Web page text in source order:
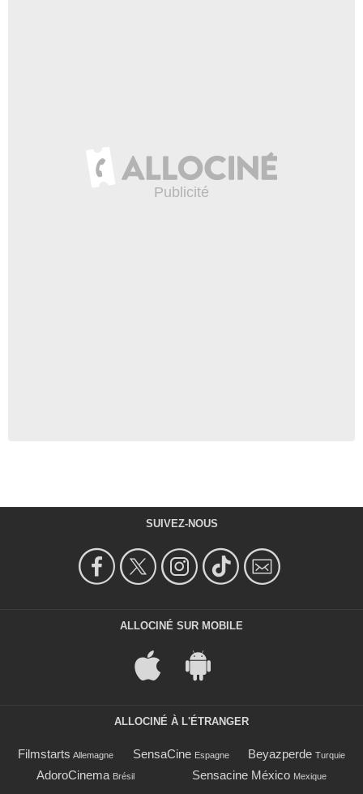
SUIVEZ-NOUS
ALLOCINÉ SUR MOBILE
ALLOCINÉ À L'ÉTRANGER
Filmstarts Allemagne SensaCine Espagne Beyazperde Turquie
AdoroCinema Brésil Sensacine México Mexique